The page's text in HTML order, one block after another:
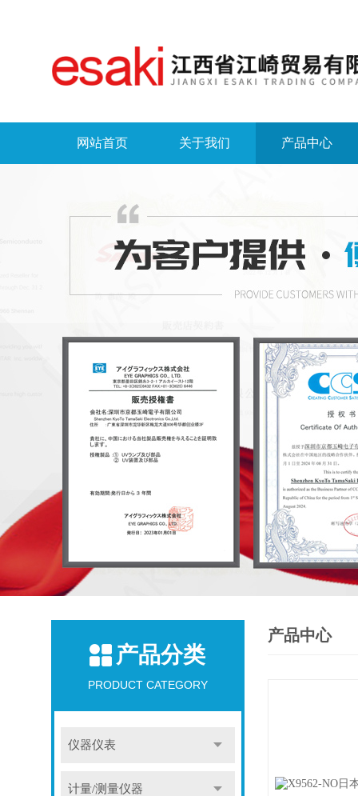
网站首页 关于我们 产品中心
产品分类
PRODUCT CATEGORY
仪器仪表
计量/测量仪器
产品中心